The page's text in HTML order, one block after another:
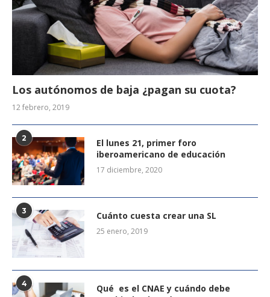
Los autónomos de baja ¿pagan su cuota?
12 febrero, 2019
2
El lunes 21, primer foro
iberoamericano de educación
17 diciembre, 2020
3 Cuánto cuesta crear una SL
25 enero, 2019
4
Qué es el CNAE y cuándo debe